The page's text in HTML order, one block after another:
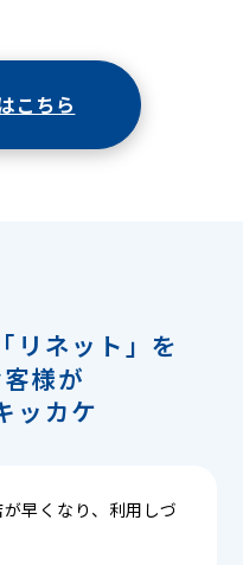
こちら
リネット」を
様が
ッカケ
早くなり、利用しづ